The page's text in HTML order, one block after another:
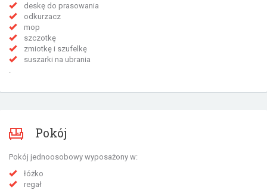
deskę do prasowania
odkurzacz
mop
szczotkę
zmiotkę i szufelkę
suszarki na ubrania
Pokój
Pokój jednoosobowy wyposażony w:
łóżko
regał